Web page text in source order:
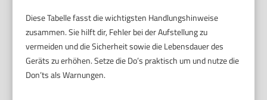
Diese Tabelle fasst die wichtigsten Handlungshinweise
zusammen. Sie hilft dir, Fehler bei der Aufstellung zu
vermeiden und die Sicherheit sowie die Lebensdauer des
Geräts zu erhöhen. Setze die Do’s praktisch um und nutze die
Don’ts als Warnungen.